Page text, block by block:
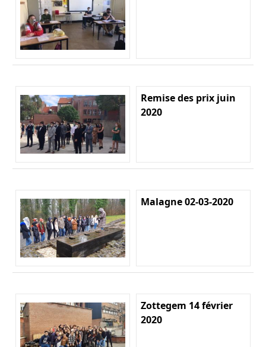
Remise des prix juin
2020
Malagne 02-03-2020
Zottegem 14 février
2020